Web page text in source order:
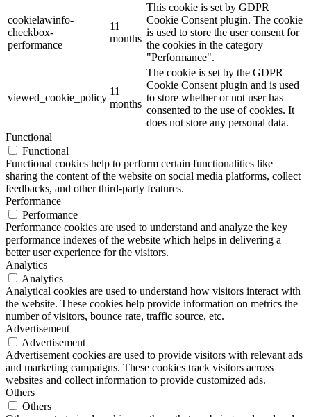
cookielawinfo-
checkbox-
performance
11
months
This cookie is set by GDPR
Cookie Consent plugin. The cookie
is used to store the user consent for
the cookies in the category
"Performance".
viewed_cookie_policy
11
months
The cookie is set by the GDPR
Cookie Consent plugin and is used
to store whether or not user has
consented to the use of cookies. It
does not store any personal data.
Functional
Functional
Functional cookies help to perform certain functionalities like
sharing the content of the website on social media platforms, collect
feedbacks, and other third-party features.
Performance
Performance
Performance cookies are used to understand and analyze the key
performance indexes of the website which helps in delivering a
better user experience for the visitors.
Analytics
Analytics
Analytical cookies are used to understand how visitors interact with
the website. These cookies help provide information on metrics the
number of visitors, bounce rate, traffic source, etc.
Advertisement
Advertisement
Advertisement cookies are used to provide visitors with relevant ads
and marketing campaigns. These cookies track visitors across
websites and collect information to provide customized ads.
Others
Others